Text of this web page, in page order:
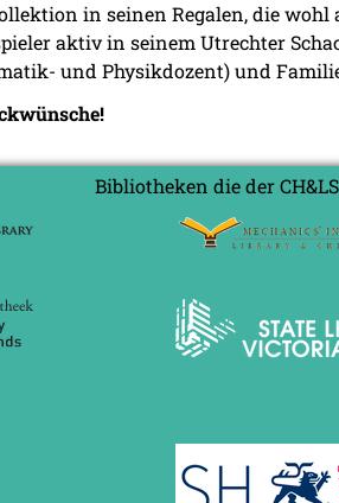
in seinen Regalen, die
aktiv in seinem Utrechter
und Physikdozent) und
Bibliotheken die der